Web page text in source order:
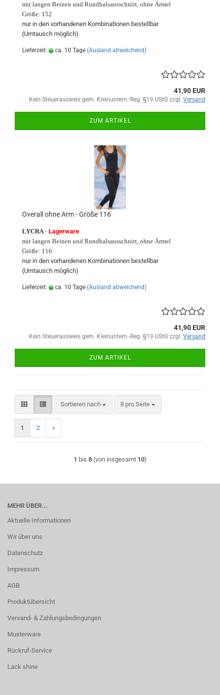
mit langen Beinen und Rundhalsausschnitt, ohne Ärmel
Größe: 152
nur in den vorhandenen Kombinationen bestellbar
(Umtausch möglich)
Lieferzeit: ca. 10 Tage (Ausland abweichend)
41,90 EUR
Kein Steuerausweis gem. Kleinuntern.-Reg. §19 UStG zzgl. Versand
ZUM ARTIKEL
Overall ohne Arm - Größe 116
LYCRA- Lagerware
mit langen Beinen und Rundhalsausschnitt, ohne Ärmel
Größe: 116
nur in den vorhandenen Kombinationen bestellbar
(Umtausch möglich)
Lieferzeit: ca. 10 Tage (Ausland abweichend)
41,90 EUR
Kein Steuerausweis gem. Kleinuntern.-Reg. §19 UStG zzgl. Versand
ZUM ARTIKEL
Sortieren nach
Sortieren nach 8 pro Seite
pro Seite
1 2 »
1 bis 8(von insgesamt 10)
MEHR ÜBER...
Aktuelle Informationen
Wir über uns
Datenschutz
Impressum
AGB
Produktübersicht
Versand- & Zahlungsbedingungen
Musterware
Rückruf-Service
Lack shine